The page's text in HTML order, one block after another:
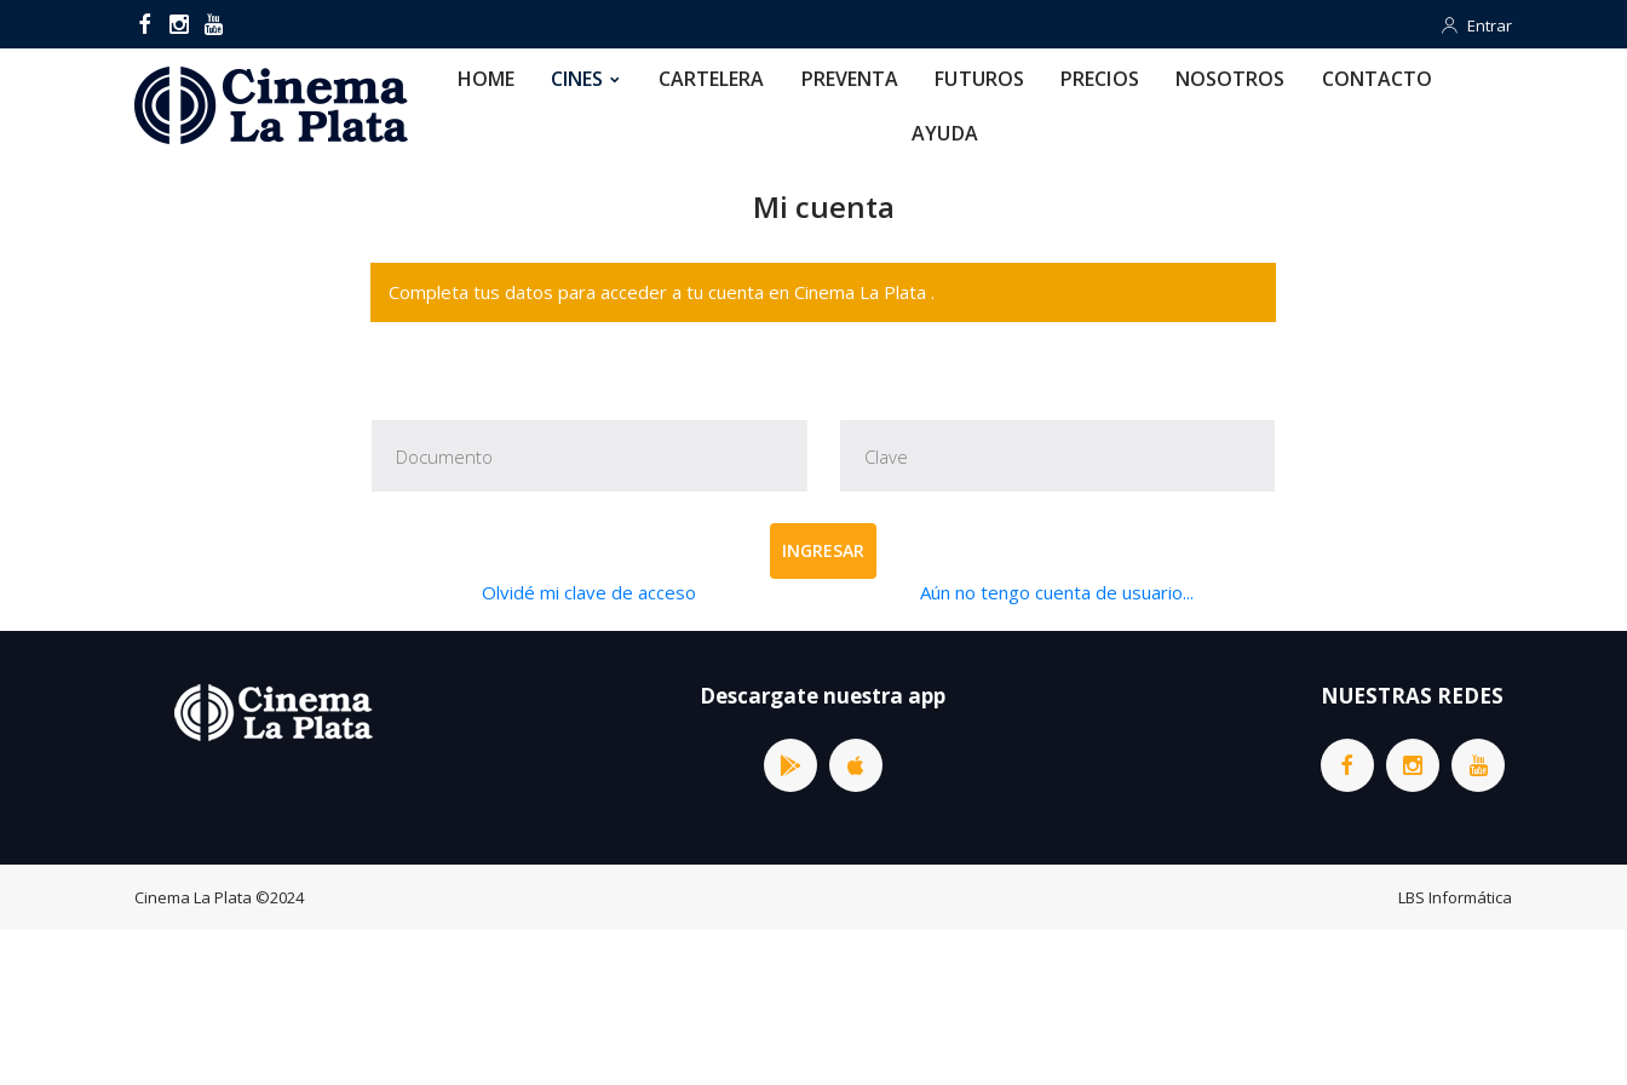
Entrar
Entrar
HOME CINES CARTELERA PREVENTA FUTUROS PRECIOS NOSOTROS CONTACTO
AYUDA
Mi cuenta
Completa tus datos para acceder a tu cuenta en Cinema La Plata .
INGRESAR
Olvidé mi clave de acceso Aún no tengo cuenta de usuario...
Descargate nuestra app NUESTRAS REDES
Cinema La Plata ©2024 LBS Informática